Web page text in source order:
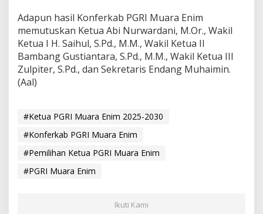
Adapun hasil Konferkab PGRI Muara Enim
memutuskan Ketua Abi Nurwardani, M.Or., Wakil
Ketua I H. Saihul, S.Pd., M.M., Wakil Ketua II
Bambang Gustiantara, S.Pd., M.M., Wakil Ketua III
Zulpiter, S.Pd., dan Sekretaris Endang Muhaimin.
(Aal)
#Ketua PGRI Muara Enim 2025-2030
#Konferkab PGRI Muara Enim
#Pemilihan Ketua PGRI Muara Enim
#PGRI Muara Enim
Ikuti Kami